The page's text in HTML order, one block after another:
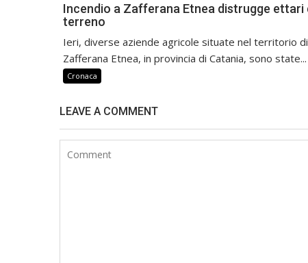
Incendio a Zafferana Etnea distrugge ettari
terreno
Ieri, diverse aziende agricole situate nel territorio di
Zafferana Etnea, in provincia di Catania, sono state...
Cronaca
LEAVE A COMMENT